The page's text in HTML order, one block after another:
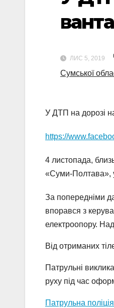
ЛИС 5, 2019
Сумської
У ДТП на дорозі
https://
4 листопада,
«Суми-Полтава»,
За попередніми
впорався з
електроопору.
Від отриманих
Патрульні
руху під час
Патрульна